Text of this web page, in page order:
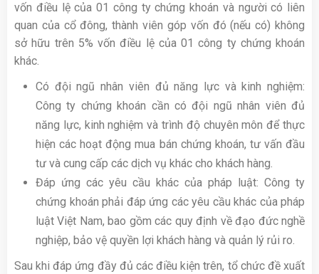
vốn điều lệ của 01 công ty chứng khoán và người có liên
quan của cổ đông, thành viên góp vốn đó (nếu có) không
sở hữu trên 5% vốn điều lệ của 01 công ty chứng khoán
khác.
Có đội ngũ nhân viên đủ năng lực và kinh nghiệm:
Công ty chứng khoán cần có đội ngũ nhân viên đủ
năng lực, kinh nghiệm và trình độ chuyên môn để thực
hiện các hoạt động mua bán chứng khoán, tư vấn đầu
tư và cung cấp các dịch vụ khác cho khách hàng.
Đáp ứng các yêu cầu khác của pháp luật: Công ty
chứng khoán phải đáp ứng các yêu cầu khác của pháp
luật Việt Nam, bao gồm các quy định về đạo đức nghề
nghiệp, bảo vệ quyền lợi khách hàng và quản lý rủi ro.
Sau khi đáp ứng đầy đủ các điều kiện trên, tổ chức đề xuất